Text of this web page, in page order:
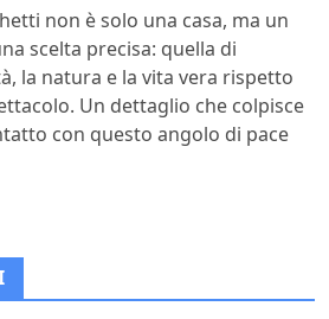
non è solo una casa, ma un
scelta precisa: quella di
la natura e la vita vera rispetto
Un dettaglio che colpisce
con questo angolo di pace